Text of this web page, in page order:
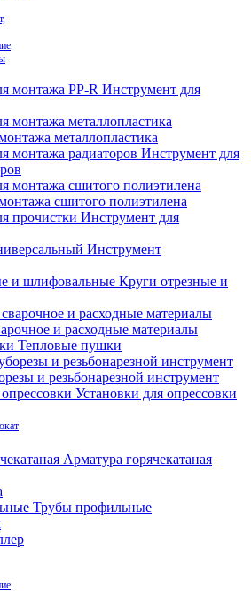
Инструмент для
металлопластика
Инструмент для
сшитого полиэтилена
Инструмент для
Инструмент
Круги отрезные и
и расходные материалы
Тепловые пушки
и резьбонарезной инструмент
Установки для опрессовки
Арматура горячекатаная
Трубы профильные